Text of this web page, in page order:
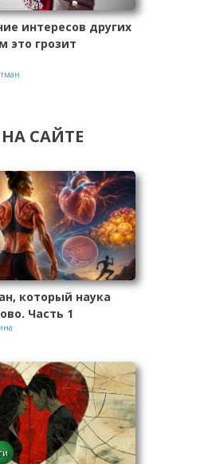
интересов других
это грозит
САЙТЕ
который наука
Часть 1